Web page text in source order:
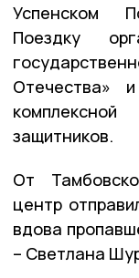
Успенском
Поездку
Отечества»
защитников.
От
центр
вдова
– Светлана